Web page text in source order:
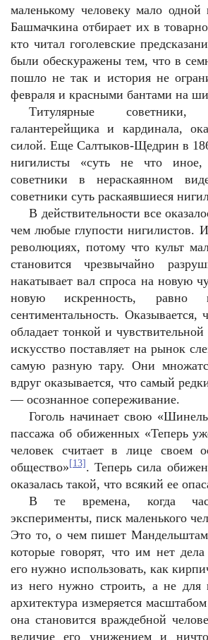
маленькому человеку мало
Башмачкина отбирает их в
кто читал гоголевские
были обескуражены тем, что в
пошло не так и история не
февраля и красными бантами на
Титулярные
галантерейщика и кардинала,
силой. Еще Салтыков-Щедрин в
нигилисты «суть не что иное,
советники в нераскаянном
советники суть раскаявшиеся
В действительности все
чем любые глупости нигилистов.
революциях, потому что культ
становится чрезвычайно
накатывает вал спроса на новую
новую искренность,
сентиментальность.
обладает тонкой и
искусство поставляет на рынок
самую разную тару. Они
вдруг оказывается, что самый
— осознанное сопереживание.
Гоголь начинает свою
пассажа об обиженных «Теперь
человек считает в лице своем
общество» [13] . Теперь сила
оказалась такой, что всякий ее
В те времена, когда
эксперименты, писк маленького
Это то, о чем пишет
которые говорят, что им нет
его нужно использовать, как
из него нужно строить, а не для
архитектура измеряется
она становится враждебной
величие его унижением и